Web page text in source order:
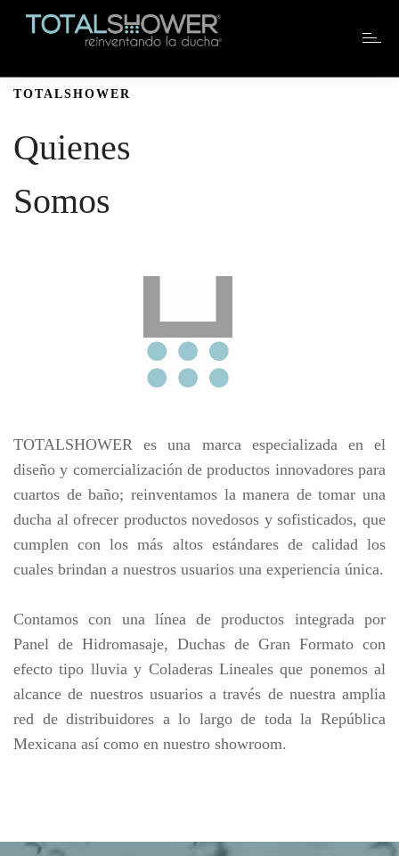
TOTALSHOWER
Quienes
Somos
TOTALSHOWER es una marca especializada en el
diseño y comercialización de productos innovadores para
cuartos de baño; reinventamos la manera de tomar una
ducha al ofrecer productos novedosos y sofisticados, que
cumplen con los más altos estándares de calidad los
cuales brindan a nuestros usuarios una experiencia única.
Contamos con una línea de productos integrada por
Panel de Hidromasaje, Duchas de Gran Formato con
efecto tipo lluvia y Coladeras Lineales que ponemos al
alcance de nuestros usuarios a través de nuestra amplia
red de distribuidores a lo largo de toda la República
Mexicana así como en nuestro showroom.